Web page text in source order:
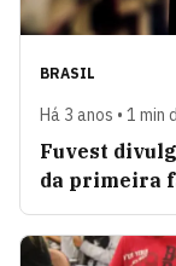
BRASIL
Há 3 anos • 1 min
Fuvest
da primeira